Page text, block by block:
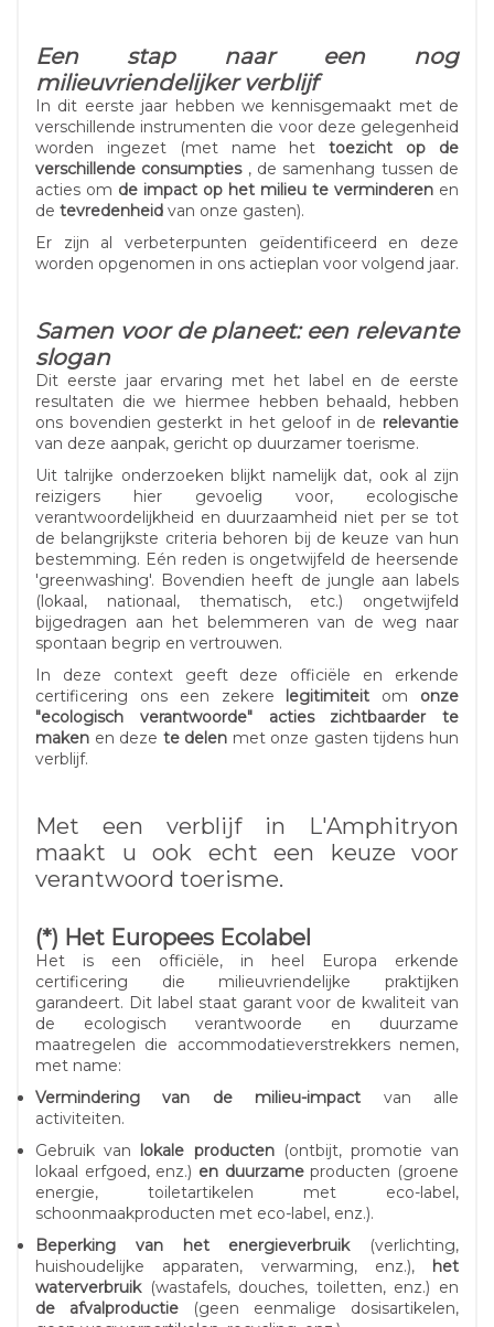
Een stap naar een nog
milieuvriendelijker verblijf
In dit eerste jaar hebben we kennisgemaakt met de
verschillende instrumenten die voor deze gelegenheid
worden ingezet (met name hettoezicht op de
verschillende consumpties, de samenhang tussen de
acties om de impact op het milieu te verminderen en
de tevredenheid van onze gasten).
Er zijn al verbeterpunten geïdentificeerd en deze
worden opgenomen in ons actieplan voor volgend jaar.
Samen voor de planeet: een relevante
slogan
Dit eerste jaar ervaring met het label en de eerste
resultaten die we hiermee hebben behaald, hebben
ons bovendien gesterkt in het geloof in de relevantie
van deze aanpak, gericht op duurzamer toerisme.
Uit talrijke onderzoeken blijkt namelijk dat, ook al zijn
reizigers hier gevoelig voor, ecologische
verantwoordelijkheid en duurzaamheid niet per se tot
de belangrijkste criteria behoren bij de keuze van hun
bestemming. Eén reden is ongetwijfeld de heersende
'greenwashing'. Bovendien heeft de jungle aan labels
(lokaal, nationaal, thematisch, etc.) ongetwijfeld
bijgedragen aan het belemmeren van de weg naar
spontaan begrip en vertrouwen.
In deze context geeft deze officiële en erkende
certificering ons een zekere legitimiteit om onze
"ecologisch verantwoorde" acties zichtbaarder te
maken en deze te delen met onze gasten tijdens hun
verblijf.
Met een verblijf in L'Amphitryon
maakt u ook echt een keuze voor
verantwoord toerisme.
(*) Het Europees Ecolabel
Het is een officiële, in heel Europa erkende
certificering die milieuvriendelijke praktijken
garandeert. Dit label staat garant voor de kwaliteit van
de ecologisch verantwoorde en duurzame
maatregelen die accommodatieverstrekkers nemen,
met name:
Vermindering van de milieu-impact van alle
activiteiten.
Gebruik van lokale producten(ontbijt, promotie van
lokaal erfgoed, enz.) en duurzameproducten (groene
energie, toiletartikelen met eco-label,
schoonmaakproducten met eco-label, enz.).
Beperking van het energieverbruik(verlichting,
huishoudelijke apparaten, verwarming, enz.), het
waterverbruik(wastafels, douches, toiletten, enz.) en
de afvalproductie (geen eenmalige dosisartikelen,